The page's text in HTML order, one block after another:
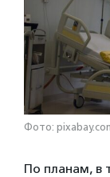
Фото:
По планам, в